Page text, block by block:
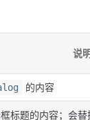
说
的内容
标题的内容；会